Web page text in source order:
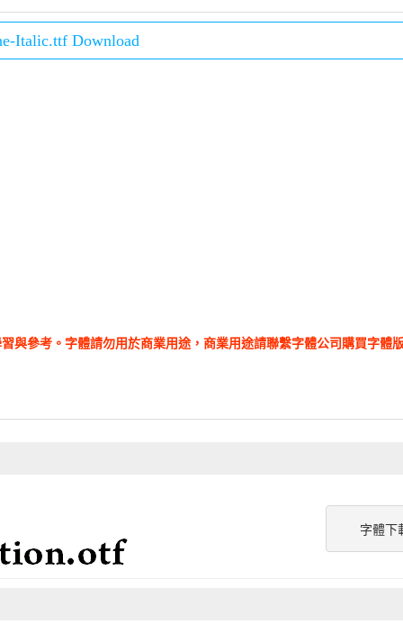
Italic.ttf Download
與參考。字體請勿用於商業用途，商業用途請聯繫字體公司購買字體
字體下